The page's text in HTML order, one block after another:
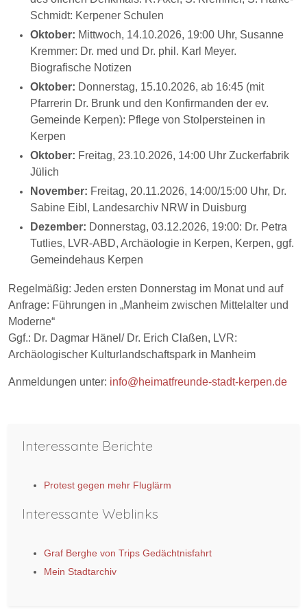
Schmidt: Kerpener Schulen
Oktober: Mittwoch, 14.10.2026, 19:00 Uhr, Susanne
Kremmer: Dr. med und Dr. phil. Karl Meyer.
Biografische Notizen
Oktober: Donnerstag, 15.10.2026, ab 16:45 (mit
Pfarrerin Dr. Brunk und den Konfirmanden der ev.
Gemeinde Kerpen): Pflege von Stolpersteinen in
Kerpen
Oktober: Freitag, 23.10.2026, 14:00 Uhr Zuckerfabrik
Jülich
November: Freitag, 20.11.2026, 14:00/15:00 Uhr, Dr.
Sabine Eibl, Landesarchiv NRW in Duisburg
Dezember: Donnerstag, 03.12.2026, 19:00: Dr. Petra
Tutlies, LVR-ABD, Archäologie in Kerpen, Kerpen, ggf.
Gemeindehaus Kerpen
Regelmäßig: Jeden ersten Donnerstag im Monat und auf
Anfrage: Führungen in „Manheim zwischen Mittelalter und
Moderne“
Ggf.: Dr. Dagmar Hänel/ Dr. Erich Claßen, LVR:
Archäologischer Kulturlandschaftspark in Manheim
Anmeldungen unter: info@heimatfreunde-stadt-kerpen.de
Interessante Berichte
Protest gegen mehr Fluglärm
Interessante Weblinks
Graf Berghe von Trips Gedächtnisfahrt
Mein Stadtarchiv